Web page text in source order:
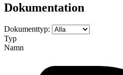
Dokumentation
Dokumenttyp:
Typ
Namn